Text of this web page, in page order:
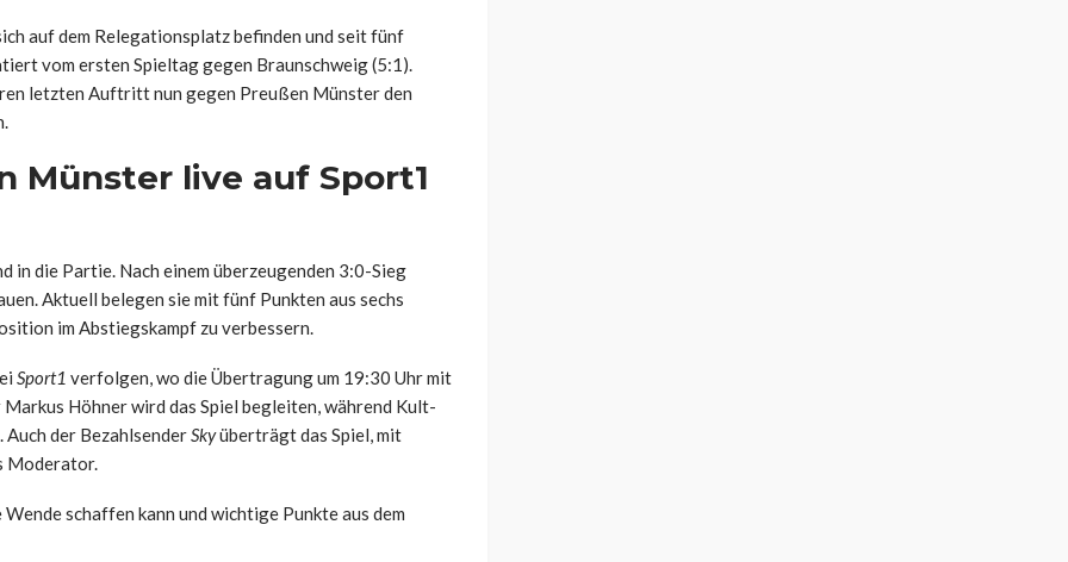
auf dem Relegationsplatz befinden und seit fünf
vom ersten Spieltag gegen Braunschweig (5:1).
letzten Auftritt nun gegen Preußen Münster den
Münster live auf Sport1
in die Partie. Nach einem überzeugenden 3:0-Sieg
Aktuell belegen sie mit fünf Punkten aus sechs
im Abstiegskampf zu verbessern.
Sport1 verfolgen, wo die Übertragung um 19:30 Uhr mit
Höhner wird das Spiel begleiten, während Kult-
der BezahlsenderSkyüberträgt das Spiel, mit
Moderator.
schaffen kann und wichtige Punkte aus dem